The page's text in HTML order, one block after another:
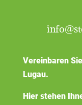
Vereinbaren
Lugau.
Hier stehen